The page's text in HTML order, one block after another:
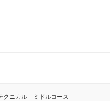
クニカル ミドルコース